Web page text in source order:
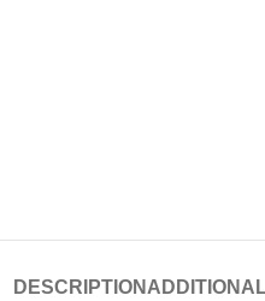
DESCRIPTION